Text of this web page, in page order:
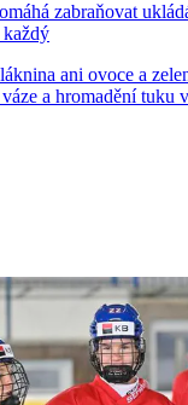
zabraňovat
ani ovoce a
a hromadění tuku